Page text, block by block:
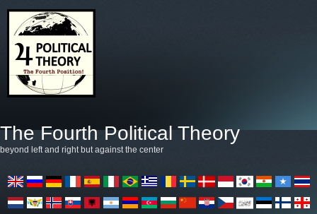
The Fourth Political Theory
beyond left and right but against the center